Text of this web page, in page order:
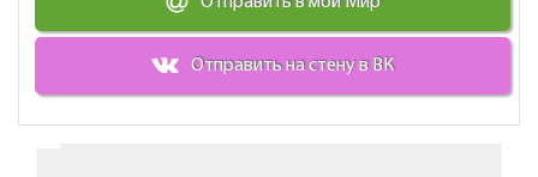
Отправить на стену в ВК